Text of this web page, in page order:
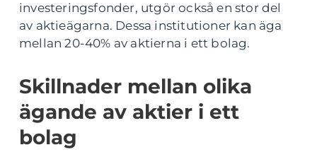
investeringsfonder, utgör också en stor del
av aktieägarna. Dessa institutioner kan äga
mellan 20-40% av aktierna i ett bolag.
Skillnader mellan olika
ägande av aktier i ett
bolag